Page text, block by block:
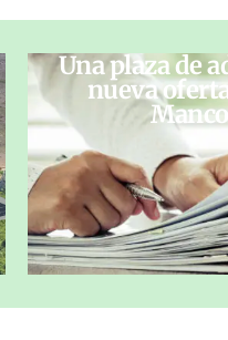
Una plaza de
nueva